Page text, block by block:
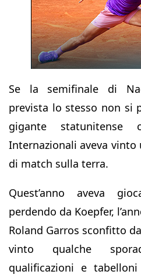
Se la semifinale di
prevista lo stesso non si
gigante
Internazionali aveva
di match sulla terra.
Quest’anno aveva
perdendo da Koepfer,
Roland Garros sconfitto
vinto qualche
qualificazioni e